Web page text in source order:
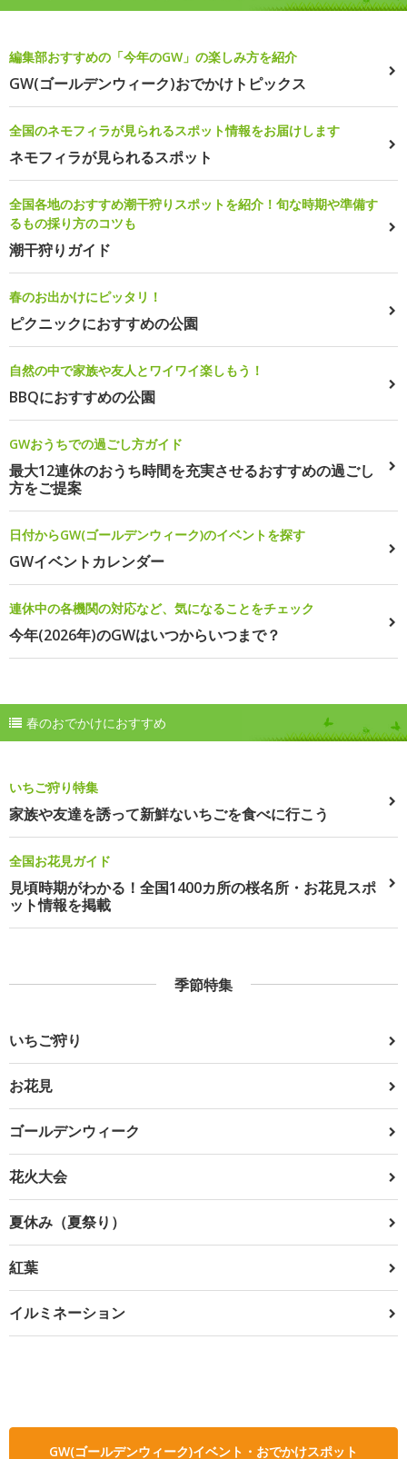
編集部おすすめの「今年のGW」の楽しみ方を紹介
GW(ゴールデンウィーク)おでかけトピックス
全国のネモフィラが見られるスポット情報をお届けします
ネモフィラが見られるスポット
全国各地のおすすめ潮干狩りスポットを紹介！旬な時期や準備す
るもの採り方のコツも
潮干狩りガイド
春のお出かけにピッタリ！
ピクニックにおすすめの公園
自然の中で家族や友人とワイワイ楽しもう！
BBQにおすすめの公園
GWおうちでの過ごし方ガイド
最大12連休のおうち時間を充実させるおすすめの過ごし
方をご提案
日付からGW(ゴールデンウィーク)のイベントを探す
GWイベントカレンダー
連休中の各機関の対応など、気になることをチェック
今年(2026年)のGWはいつからいつまで？
春のおでかけにおすすめ
いちご狩り特集
家族や友達を誘って新鮮ないちごを食べに行こう
全国お花見ガイド
見頃時期がわかる！全国1400カ所の桜名所・お花見スポ
ット情報を掲載
季節特集
いちご狩り
お花見
ゴールデンウィーク
花火大会
夏休み（夏祭り）
紅葉
イルミネーション
GW(ゴールデンウィーク)イベント・おでかけスポット